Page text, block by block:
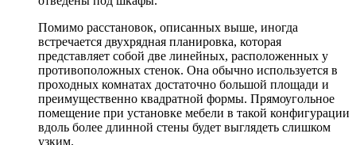
Помимо расстановок, описанных выше, иногда
встречается двухрядная планировка, которая
представляет собой две линейных, расположенных у
противоположных стенок. Она обычно используется в
проходных комнатах достаточно большой площади и
преимущественно квадратной формы. Прямоугольное
помещение при установке мебели в такой конфигурации
вдоль более длинной стены будет выглядеть слишком
узким.